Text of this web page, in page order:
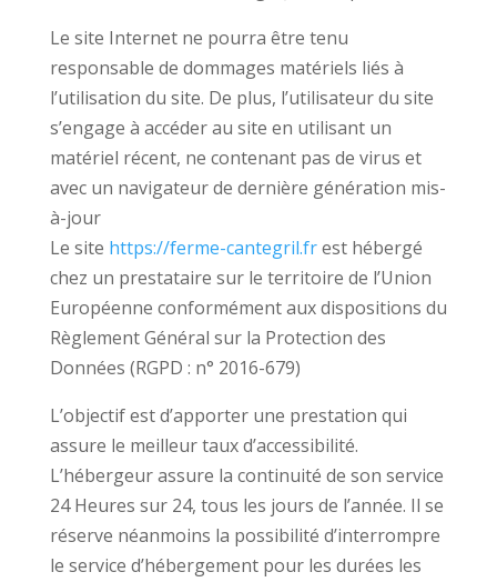
Le site Internet ne pourra être tenu
responsable de dommages matériels liés à
l’utilisation du site. De plus, l’utilisateur du site
s’engage à accéder au site en utilisant un
matériel récent, ne contenant pas de virus et
avec un navigateur de dernière génération mis-
à-jour
Le site https://ferme-cantegril.frest hébergé
chez un prestataire sur le territoire de l’Union
Européenne conformément aux dispositions du
Règlement Général sur la Protection des
Données (RGPD : n° 2016-679)
L’objectif est d’apporter une prestation qui
assure le meilleur taux d’accessibilité.
L’hébergeur assure la continuité de son service
24 Heures sur 24, tous les jours de l’année. Il se
réserve néanmoins la possibilité d’interrompre
le service d’hébergement pour les durées les